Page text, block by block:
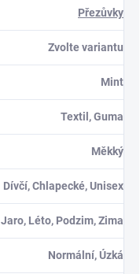
Přezůvky
Zvolte variantu
Mint
Textil, Guma
Měkký
Dívčí, Chlapecké, Unisex
Jaro, Léto, Podzim, Zima
Normální, Úzká